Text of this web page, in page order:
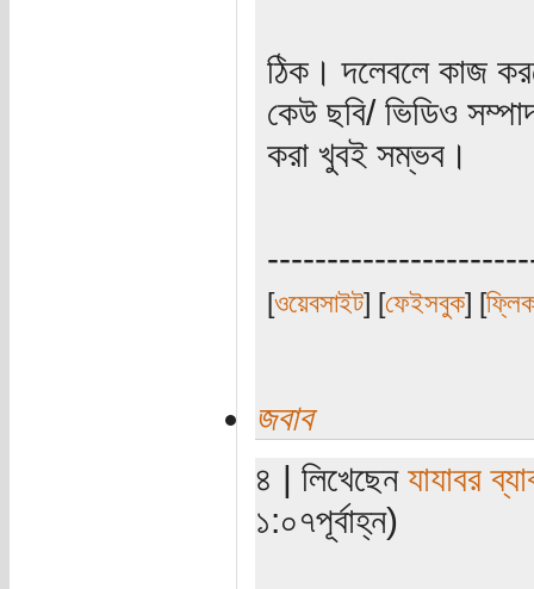
ঠিক। দলেবলে কাজ
কেউ ছবি/ ভিডিও
করা খুবই সম্ভব।
[ওয়েবসাইট] [ফেইসবুক] [
জবাব
৪ | লিখেছেন যাযাবর
১:০৭পূর্বাহ্ন)